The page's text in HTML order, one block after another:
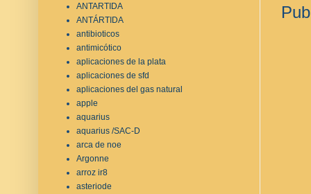
ANTARTIDA
ANTÁRTIDA
antibioticos
antimicótico
aplicaciones de la plata
aplicaciones de sfd
aplicaciones del gas natural
apple
aquarius
aquarius /SAC-D
arca de noe
Argonne
arroz ir8
asteriode